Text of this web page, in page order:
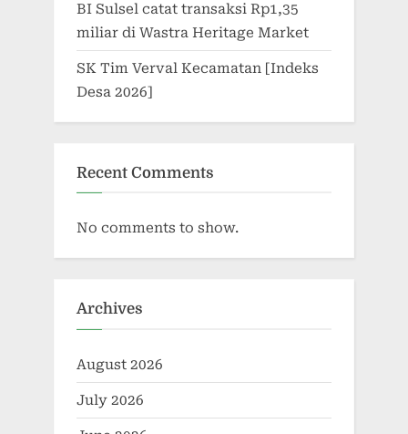
BI Sulsel catat transaksi Rp1,35
miliar di Wastra Heritage Market
SK Tim Verval Kecamatan [Indeks
Desa 2026]
Recent Comments
No comments to show.
Archives
August 2026
July 2026